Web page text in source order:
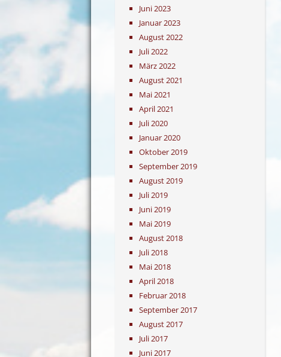
Juni 2023
Januar 2023
August 2022
Juli 2022
März 2022
August 2021
Mai 2021
April 2021
Juli 2020
Januar 2020
Oktober 2019
September 2019
August 2019
Juli 2019
Juni 2019
Mai 2019
August 2018
Juli 2018
Mai 2018
April 2018
Februar 2018
September 2017
August 2017
Juli 2017
Juni 2017